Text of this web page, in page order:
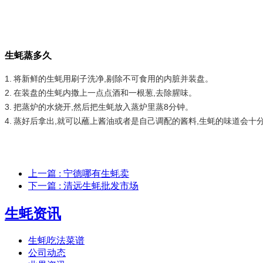
生蚝蒸多久
1.
将新鲜的生蚝用刷子洗净,剔除不可食用的内脏并装盘。
2. 在装盘的生蚝内撒上一点点酒和一根葱,去除腥味。
3. 把蒸炉的水烧开,然后把生蚝放入蒸炉里蒸8分钟。
4. 蒸好后拿出,就可以蘸上酱油或者是自己调配的酱料,生蚝的味道会十分
上一篇 : 宁德哪有生蚝卖
下一篇 : 清远生蚝批发市场
生蚝资讯
生蚝吃法菜谱
公司动态